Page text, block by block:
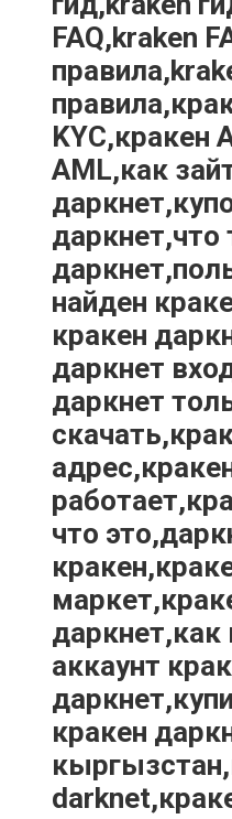
FAQ,kraken
KYC,кракен
AML,как
даркнет,что
найден
кракен
даркнет
даркнет
что
даркнет,как
аккаунт
кракен